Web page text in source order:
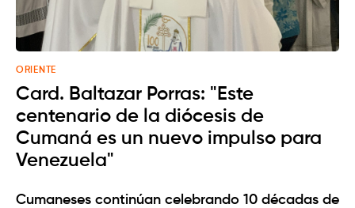
ORIENTE
Card. Baltazar Porras: "Este
centenario de la diócesis de
Cumaná es un nuevo impulso para
Venezuela"
Cumaneses continúan celebrando 10 décadas de